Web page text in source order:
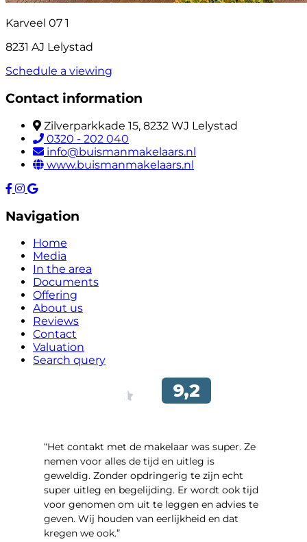
Karveel 07 1
8231 AJ Lelystad
Schedule a viewing
Contact information
Zilverparkkade 15, 8232 WJ Lelystad
0320 - 202 040
info@buismanmakelaars.nl
www.buismanmakelaars.nl
Navigation
Home
Media
In the area
Documents
Offering
About us
Reviews
Contact
Valuation
Search query
“Het contakt met de makelaar was super. Ze
nemen voor alles de tijd en uitleg is
geweldig. Zonder opdringerig te zijn echt
super uitleg en begelijding. Er wordt ook tijd
voor genomen om uit te leggen en advies te
geven. Wij houden van eerlijkheid en dat
kregen we ook.”